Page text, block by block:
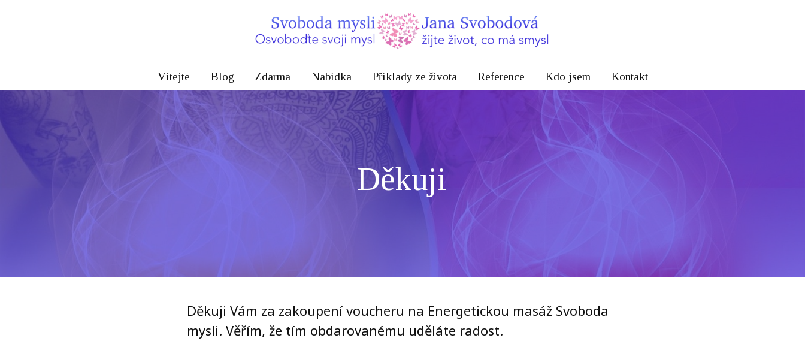
Vítejte Blog Zdarma Nabídka Příklady ze života Reference Kdo jsem Kontakt
Děkuji
Děkuji Vám za zakoupení voucheru na Energetickou masáž Svoboda
mysli. Věřím, že tím obdarovanému uděláte radost.